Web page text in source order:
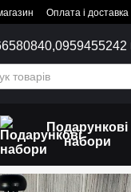
Оплата і доставка
0959455242
Подарункові
набори